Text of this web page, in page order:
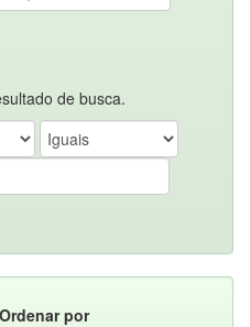
de busca.
Ordenar por